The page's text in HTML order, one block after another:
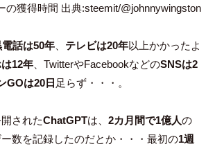
の獲得時間 出典:steemit/@johnnywingston
電話は50年 テレビは20年以上かかったよ
12年 、TwitterやFacebookなどのSNSは2
GOは20日 足らず・・・。
されたChatGPTは、 2カ月間で1億人の
数を記録したのだとか・・・最初の1週